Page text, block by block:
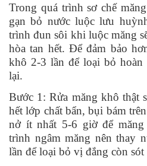
Trong quá trình sơ chế
gạn bỏ nước luộc lưu
trình đun sôi khi luộc măng
hòa tan hết. Để đảm bảo
khô 2-3 lần để loại bỏ
lại.
Bước 1: Rửa măng khô thật
hết lớp chất bẩn, bụi bám
nở ít nhất 5-6 giờ để măng
trình ngâm măng nên thay
lần để loại bỏ vị đắng còn